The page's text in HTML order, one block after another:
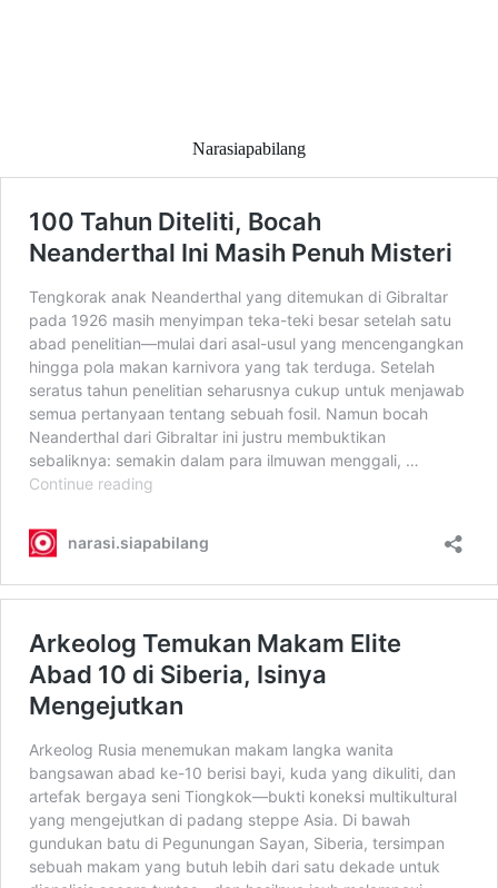
Narasiapabilang